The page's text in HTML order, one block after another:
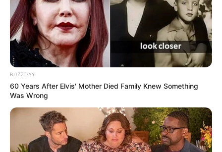
BUZZDAY
60 Years After Elvis' Mother Died Family Knew Something
Was Wrong